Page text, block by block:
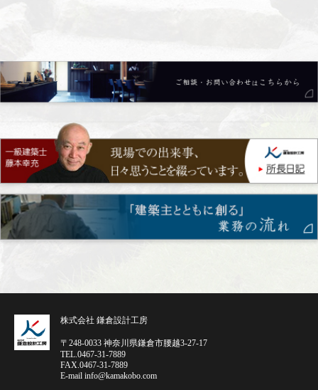
株式会社 鎌倉設計工房
〒248-0033 神奈川県鎌倉市腰越3-27-17
TEL.0467-31-7889
FAX.0467-31-7889
E-mail info@kamakobo.com